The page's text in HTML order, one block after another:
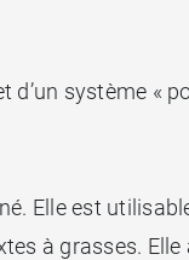
d’un système «
Elle est
à grasses. Elle